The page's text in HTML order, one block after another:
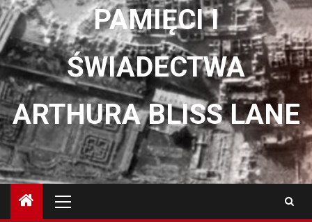
PAMIĘCI I
ŚWIADECTWA
ARTHURA BLISS LANE
główne